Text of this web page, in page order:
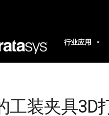
行业应用
工装夹具3D